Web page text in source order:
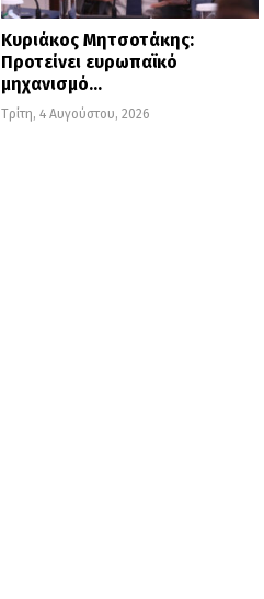
Κυριάκος Μητσοτάκης:
Προτείνει ευρωπαϊκό
μηχανισμό…
Τρίτη, 4 Αυγούστου, 2026